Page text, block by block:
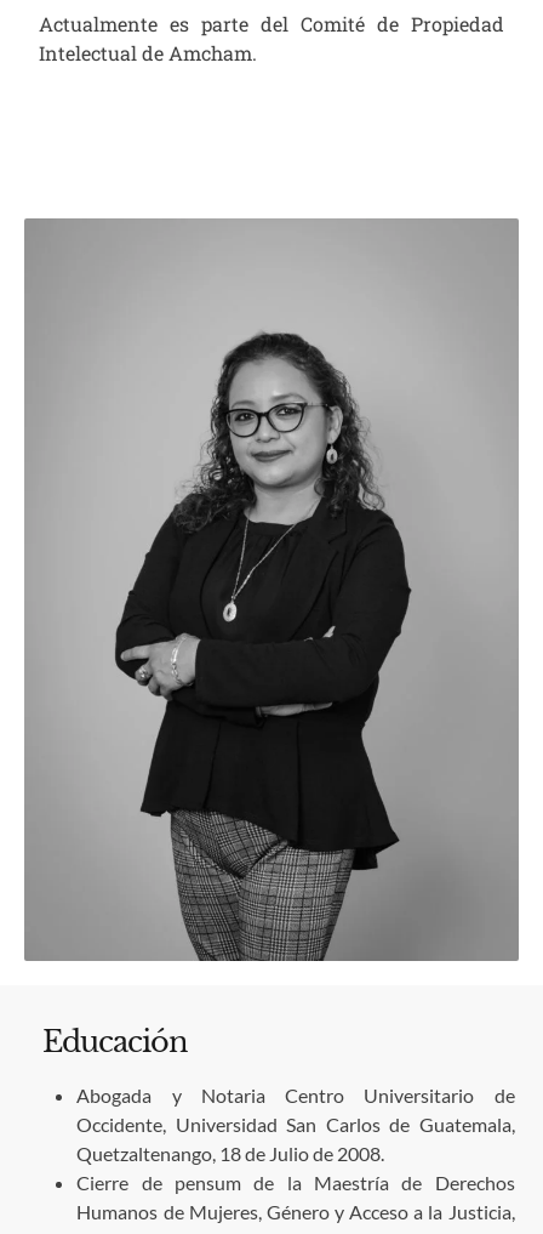
Actualmente es parte del Comité de Propiedad
Intelectual de Amcham.
Educación
Abogada y Notaria Centro Universitario de
Occidente, Universidad San Carlos de Guatemala,
Quetzaltenango, 18 de Julio de 2008.
Cierre de pensum de la Maestría de Derechos
Humanos de Mujeres, Género y Acceso a la Justicia,